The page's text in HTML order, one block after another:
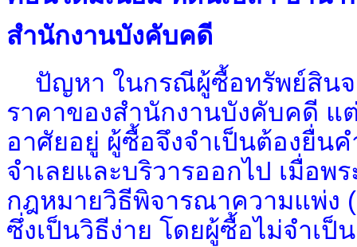
สำนักงานบังคับคดี
ปัญหา ในกรณีผู้ซื้อทรัพย์สินจ
ราคาของสำนักงานบังคับคดี แ
อาศัยอยู่ ผู้ซื้อจึงจำเป็นต้องยื่น
จำเลยและบริวารออกไป เมื่อ
กฎหมายวิธีพิจารณาความแพ่ง
ซึ่งเป็นวิธีง่าย โดยผู้ซื้อไม่จำเ